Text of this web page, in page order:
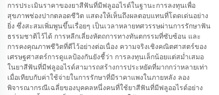
การประเมินราคาของยาสีฟันที่มีฟลูออไรด์ในฐานะการลงทุนเพื่อ
สุขภาพช่องปากตลอดชีวิต แสดงให้เห็นถึงผลตอบแทนที่โดดเด่นอย่าง
ยิ่ง ซึ่งสะสมเพิ่มพูนขึ้นเรื่อยๆ เป็นเวลาหลายทศวรรษผ่านการรักษาฟัน
ธรรมชาติไว้ได้ การหลีกเลี่ยงหัตถการทางทันตกรรมที่ซับซ้อน และ
การคงคุณภาพชีวิตที่ดีไว้อย่างต่อเนื่อง ความจริงเชิงคณิตศาสตร์ของ
เศรษฐศาสตร์การดูแลป้องกันยังชี้ว่า การลงทุนเล็กน้อยแต่สม่ำเสมอ
ในยาสีฟันที่มีฟลูออไรด์สามารถสร้างการประหยัดที่มากกว่าหลายเท่า
เมื่อเทียบกับค่าใช้จ่ายในการรักษาที่มีราคาแพงในภายหลัง ลอง
พิจารณากรณีเฉลี่ยของบุคคลหนึ่งคนที่ใช้ยาสีฟันที่มีฟลูออไรด์อย่าง